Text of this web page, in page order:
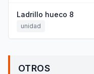
Ladrillo hueco 8
unidad
OTROS